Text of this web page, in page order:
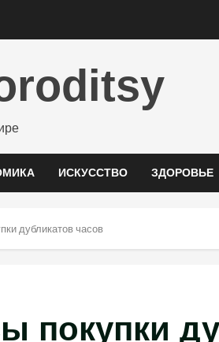
ИСКУССТВО ЗДОРОВЬЕ
дубликатов часов
покупки